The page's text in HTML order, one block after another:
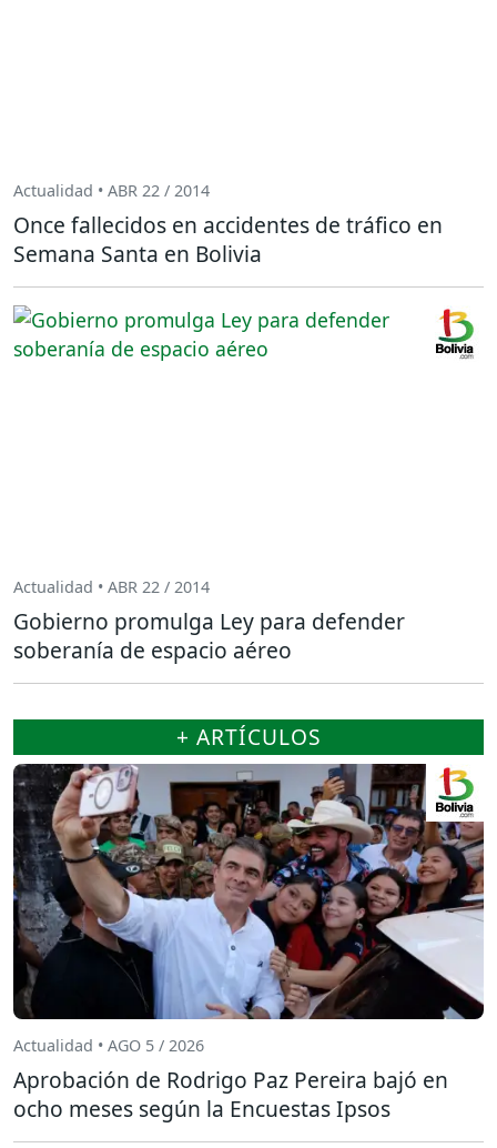
Actualidad • ABR 22 / 2014
Once fallecidos en accidentes de tráfico en
Semana Santa en Bolivia
Actualidad • ABR 22 / 2014
Gobierno promulga Ley para defender
soberanía de espacio aéreo
+ ARTÍCULOS
Actualidad • AGO 5 / 2026
Aprobación de Rodrigo Paz Pereira bajó en
ocho meses según la Encuestas Ipsos